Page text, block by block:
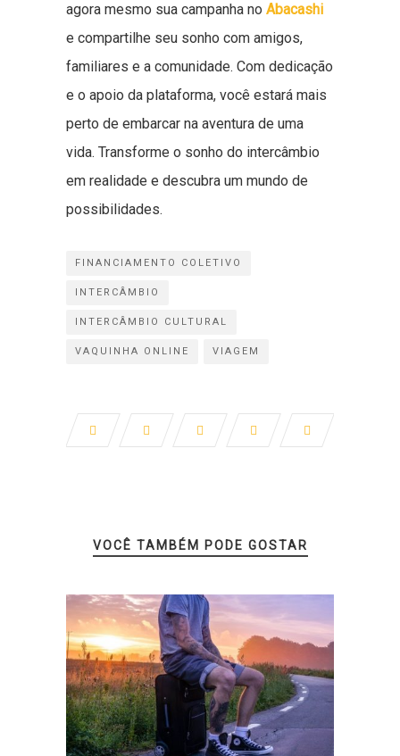
agora mesmo sua campanha no Abacashi
e compartilhe seu sonho com amigos,
familiares e a comunidade. Com dedicação
e o apoio da plataforma, você estará mais
perto de embarcar na aventura de uma
vida. Transforme o sonho do intercâmbio
em realidade e descubra um mundo de
possibilidades.
FINANCIAMENTO COLETIVO
INTERCÂMBIO
INTERCÂMBIO CULTURAL
VAQUINHA ONLINE VIAGEM
VOCÊ TAMBÉM PODE GOSTAR